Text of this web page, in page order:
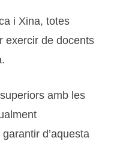
i Xina, totes
exercir de docents
amb les
d’aquesta